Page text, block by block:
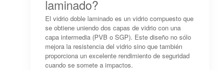
laminado?
El vidrio doble laminado es un vidrio compuesto que
se obtiene uniendo dos capas de vidrio con una
capa intermedia (PVB o SGP). Este diseño no sólo
mejora la resistencia del vidrio sino que también
proporciona un excelente rendimiento de seguridad
cuando se somete a impactos.